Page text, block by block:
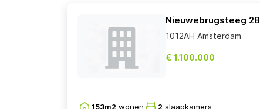
Nieuwebrugsteeg 28
1012AH Amsterdam
€ 1.100.000
153m2 wonen 2 slaapkamers